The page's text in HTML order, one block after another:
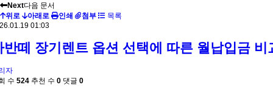
Next다음 문서
위로
아래로 인쇄 첨부
목록
01:03
반떼 장기렌트 옵션 선택에 따른 월납입금 비
자
수 524 추천 수 0 댓글 0